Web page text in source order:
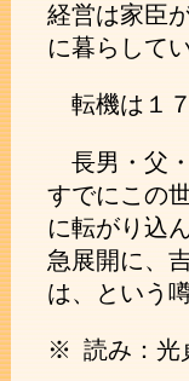
経営は家臣
に暮らして
転機は１
長男・父
すでにこの
に転がり込
急展開に、
は、という
※ 読み：光